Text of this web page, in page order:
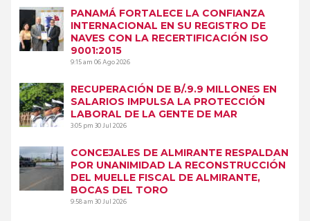
PANAMÁ FORTALECE LA CONFIANZA
INTERNACIONAL EN SU REGISTRO DE
NAVES CON LA RECERTIFICACIÓN ISO
9001:2015
9:15 am06 Ago 2026
RECUPERACIÓN DE B/.9.9 MILLONES EN
SALARIOS IMPULSA LA PROTECCIÓN
LABORAL DE LA GENTE DE MAR
3:05 pm30 Jul 2026
CONCEJALES DE ALMIRANTE RESPALDAN
POR UNANIMIDAD LA RECONSTRUCCIÓN
DEL MUELLE FISCAL DE ALMIRANTE,
BOCAS DEL TORO
9:58 am30 Jul 2026